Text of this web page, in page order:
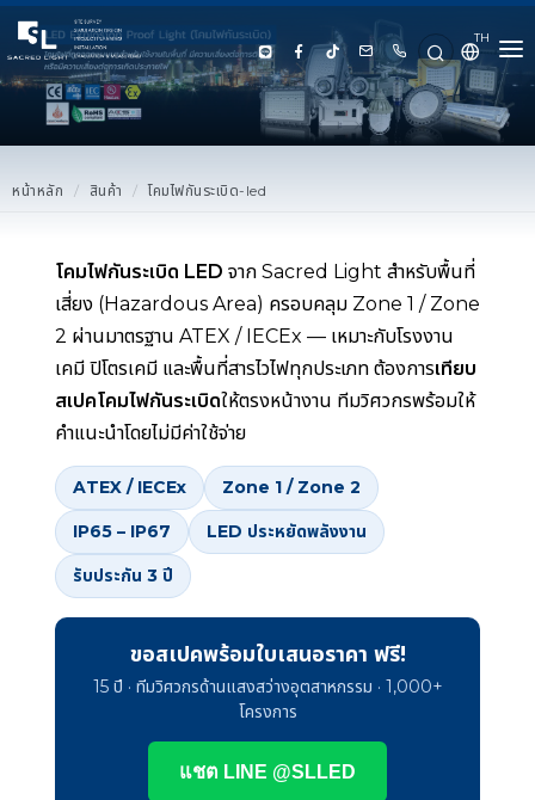
TH
HOME
SERVICE
PROJECT REFERENCE
KNOWLEDGE
CONTACT US
LUX CALCULATOR
หน้าหลัก สินค้า โคมไฟกันระเบิด-led
โคมไฟกันระเบิด LED จาก Sacred Light สำหรับพื้นที่
เสี่ยง (Hazardous Area) ครอบคลุม Zone 1 / Zone
2 ผ่านมาตรฐาน ATEX / IECEx — เหมาะกับโรงงาน
เคมี ปิโตรเคมี และพื้นที่สารไวไฟทุกประเภท ต้องการเทียบ
สเปคโคมไฟกันระเบิดให้ตรงหน้างาน ทีมวิศวกรพร้อมให้
คำแนะนำโดยไม่มีค่าใช้จ่าย
ATEX / IECEx Zone 1 / Zone 2
IP65 – IP67 LED ประหยัดพลังงาน
รับประกัน 3 ปี
ขอสเปคพร้อมใบเสนอราคา ฟรี!
15 ปี · ทีมวิศวกรด้านแสงสว่างอุตสาหกรรม · 1,000+
โครงการ
แชต LINE @SLLED